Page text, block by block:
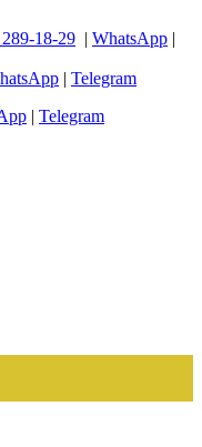
18-29 WhatsApp
Telegram
Telegram